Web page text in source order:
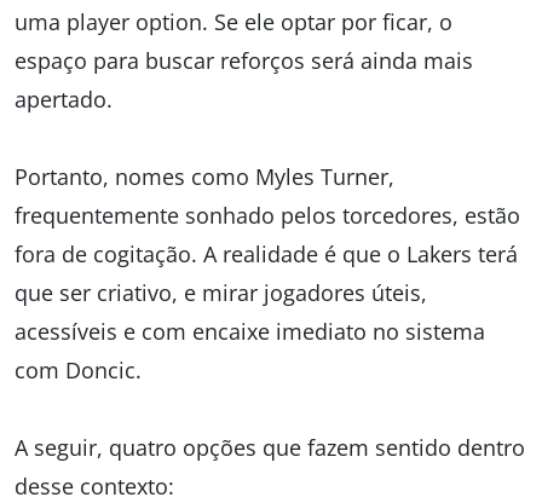
uma player option. Se ele optar por ficar, o
espaço para buscar reforços será ainda mais
apertado.
Portanto, nomes como Myles Turner,
frequentemente sonhado pelos torcedores, estão
fora de cogitação. A realidade é que o Lakers terá
que ser criativo, e mirar jogadores úteis,
acessíveis e com encaixe imediato no sistema
com Doncic.
A seguir, quatro opções que fazem sentido dentro
desse contexto: